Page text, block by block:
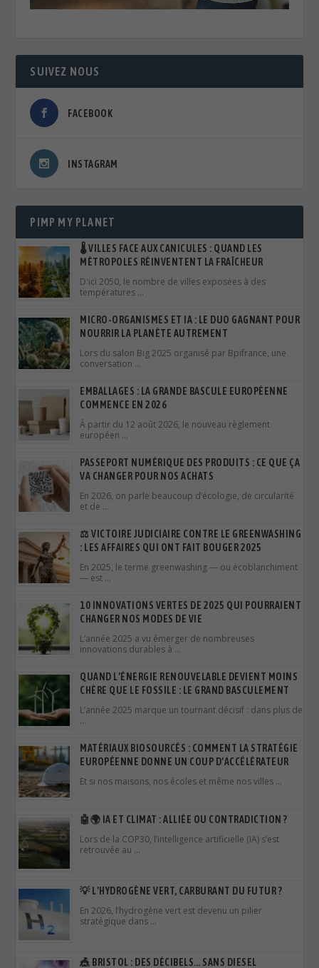
SUIVEZ NOUS
FACEBOOK
INSTAGRAM
PIMP MY PLANET
🌡️ VILLES FACE AUX CANICULES : QUAND LES
MÉTROPOLES RÉINVENTENT LA FRAÎCHEUR
D'ici 2050, le nombre de villes exposées à des
températures …
MICRO-ORGANISMES ET IA : LE DUO GAGNANT POUR
NOURRIR LA PLANÈTE AUTREMENT
Lors du salon Big 2025 organisé par Bpifrance, une
conversation …
EMBALLAGES : LA GRANDE BASCULE EUROPÉENNE
COMMENCE EN 2026
À partir du 12 août 2026, le nouveau règlement
européen …
PASSEPORT NUMÉRIQUE DES PRODUITS : CE QUE ÇA
VA CHANGER POUR NOS ACHATS
En 2026, on parle beaucoup d’écologie, de circularité
et de …
⚖️ VICTOIRE JUDICIAIRE CONTRE LE GREENWASHING
: LES AFFAIRES QUI ONT FAIT BOUGER 2025
En 2025, le terme greenwashing — ou écoblanchiment
— est …
10 INNOVATIONS VERTES DE 2025 QUI POURRAIENT
CHANGER NOS MODES DE VIE
L’année 2025 a vu émerger de nombreuses
innovations durables à …
QUAND L’ÉNERGIE RENOUVELABLE DEVIENT MOINS
CHÈRE QUE LE FOSSILE : LE GRAND BASCULEMENT
L’année 2025 marque un tournant décisif : dans plus de
…
MATÉRIAUX BIOSOURCÉS : COMMENT LA STRATÉGIE
EUROPÉENNE DONNE UN COUP D’ACCÉLÉRATEUR
Et si nos maisons, nos écoles et même nos villes …
🤖🌍 IA ET CLIMAT : ALLIÉE OU CONTRADICTION ?
Lors de la COP30, l’intelligence artificielle (IA) s’est
retrouvée au …
💡 L’HYDROGÈNE VERT, CARBURANT DU FUTUR ?
En 2026, l’hydrogène vert est devenu un pilier
stratégique dans …
🎪 BRISTOL : DES DÉCIBELS… SANS DIESEL